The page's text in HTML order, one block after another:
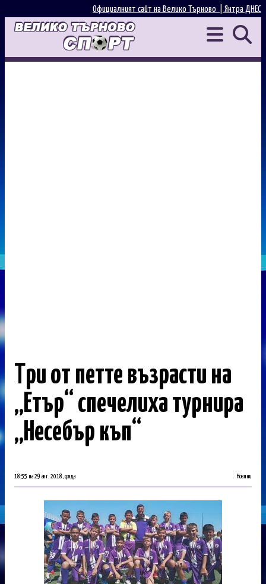
Янтра ДНЕС
Официалният сайт на Велико Търново |
Три от петте възрасти на
„Етър“ спечелиха турнира
„Несебър къп“
18:55 на 29 авг. 2018, сряда Новини